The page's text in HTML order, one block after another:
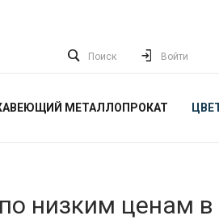
Поиск Войти
МЕТАЛЛОПРОКАТ
низким ценам